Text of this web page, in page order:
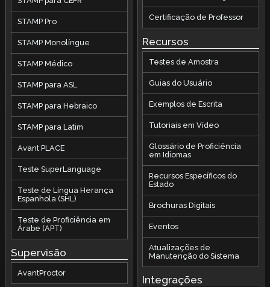
STAMP Pro
STAMP Monolíngue
STAMP Médico
STAMP para ASL
STAMP para Hebraico
STAMP para Latim
Avant PLACE
Teste SuperLanguage
Teste de Língua Herança
Espanhola (SHL)
Teste de Proficiência em
Árabe (APT)
Supervisão
AvantProctor
Certificação de Professor
Recursos
Testes de Amostra
Guias do Usuário
Exemplos de Escrita
Tutoriais em Vídeo
Glossário de Proficiência
em Idiomas
Recursos Específicos do
Estado
Brochuras Digitais
Eventos
Atualizações de
Manutenção do Sistema
Integrações